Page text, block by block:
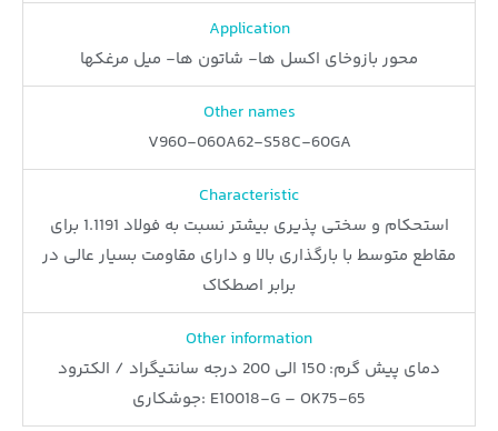
Application
محور بازوخای اکسل ها- شاتون ها- میل مرغکها
Other names
V960-060A62-S58C-60GA
Characteristic
استحکام و سختی پذیری بیشتر نسبت به فولاد 1.1191 برای
مقاطع متوسط با بارگذاری بالا و دارای مقاومت بسیار عالی در
برابر اصطکاک
Other information
دمای پیش گرم: 150 الی 200 درجه سانتیگراد / الکترود
جوشکاری: E10018-G – OK75-65